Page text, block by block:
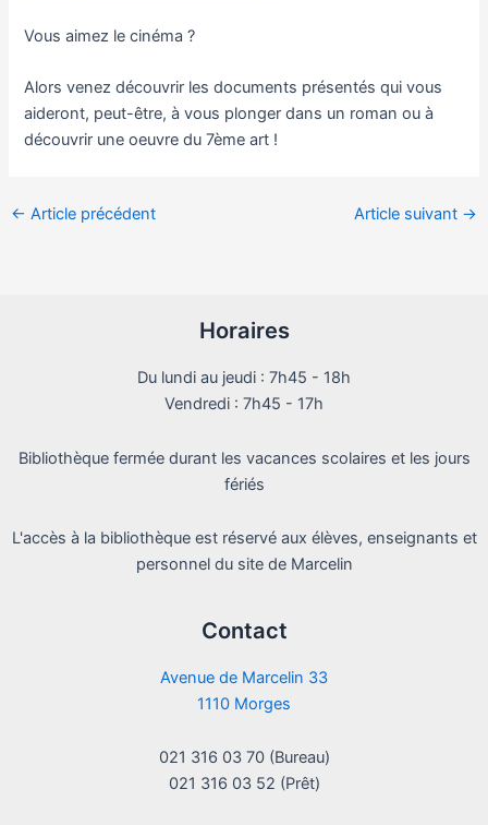
Vous aimez le cinéma ?
Alors venez découvrir les documents présentés qui vous
aideront, peut-être, à vous plonger dans un roman ou à
découvrir une oeuvre du 7ème art !
← Article précédent Article suivant →
Horaires
Du lundi au jeudi : 7h45 - 18h
Vendredi : 7h45 - 17h
Bibliothèque fermée durant les vacances scolaires et les jours
fériés
L'accès à la bibliothèque est réservé aux élèves, enseignants et
personnel du site de Marcelin
Contact
Avenue de Marcelin 33
1110 Morges
021 316 03 70 (Bureau)
021 316 03 52 (Prêt)